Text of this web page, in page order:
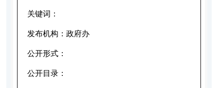
关键词：
发布机构： 政府办
公开形式：
公开目录：